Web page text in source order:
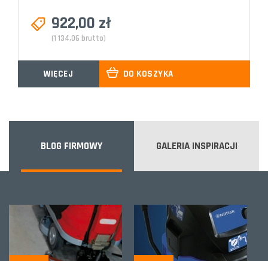
922,00 zł
(1 134,06 brutto)
WIĘCEJ DO KOSZYKA
BLOG FIRMOWY GALERIA INSPIRACJI